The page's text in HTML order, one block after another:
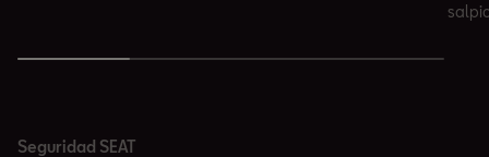
Seguridad SEAT